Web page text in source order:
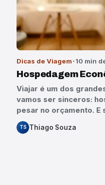
Dicas de Viagem 10 min
Hospedagem
Viajar é um dos
vamos ser sinceros:
pesar no orçamento.
TS Thiago Souza